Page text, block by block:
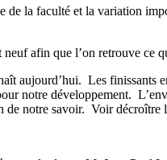
la faculté et la variation
afin que l’on retrouve ce
aujourd’hui. Les finissants
notre développement.
de notre savoir. Voir